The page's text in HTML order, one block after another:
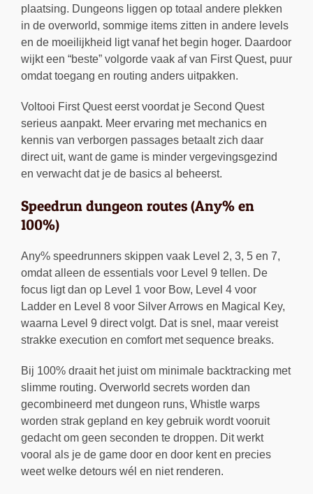
plaatsing. Dungeons liggen op totaal andere plekken
in de overworld, sommige items zitten in andere levels
en de moeilijkheid ligt vanaf het begin hoger. Daardoor
wijkt een “beste” volgorde vaak af van First Quest, puur
omdat toegang en routing anders uitpakken.
Voltooi First Quest eerst voordat je Second Quest
serieus aanpakt. Meer ervaring met mechanics en
kennis van verborgen passages betaalt zich daar
direct uit, want de game is minder vergevingsgezind
en verwacht dat je de basics al beheerst.
Speedrun dungeon routes (Any% en
100%)
Any% speedrunners skippen vaak Level 2, 3, 5 en 7,
omdat alleen de essentials voor Level 9 tellen. De
focus ligt dan op Level 1 voor Bow, Level 4 voor
Ladder en Level 8 voor Silver Arrows en Magical Key,
waarna Level 9 direct volgt. Dat is snel, maar vereist
strakke execution en comfort met sequence breaks.
Bij 100% draait het juist om minimale backtracking met
slimme routing. Overworld secrets worden dan
gecombineerd met dungeon runs, Whistle warps
worden strak gepland en key gebruik wordt vooruit
gedacht om geen seconden te droppen. Dit werkt
vooral als je de game door en door kent en precies
weet welke detours wél en niet renderen.